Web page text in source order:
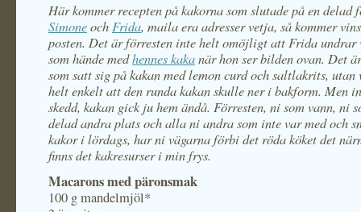
Här kommer recepten på kakorna som slutade på en delad
Simoneoch Frida, maila era adresser vetja, så kommer
posten. Det är förresten inte helt omöjligt att Frida undrar
som hände medhennes kakanär hon ser bilden ovan. Det
som satt sig på kakan med lemon curd och saltlakrits, utan
helt enkelt att den runda kakan skulle ner i bakform. Men
skedd, kakan gick ju hem ändå. Förresten, ni som vann, ni
delad andra plats och alla ni andra som inte var med och
kakor i lördags, har ni vägarna förbi det röda köket det
finns det kakresurser i min frys.
Macarons med päronsmak
100 g mandelmjöl*